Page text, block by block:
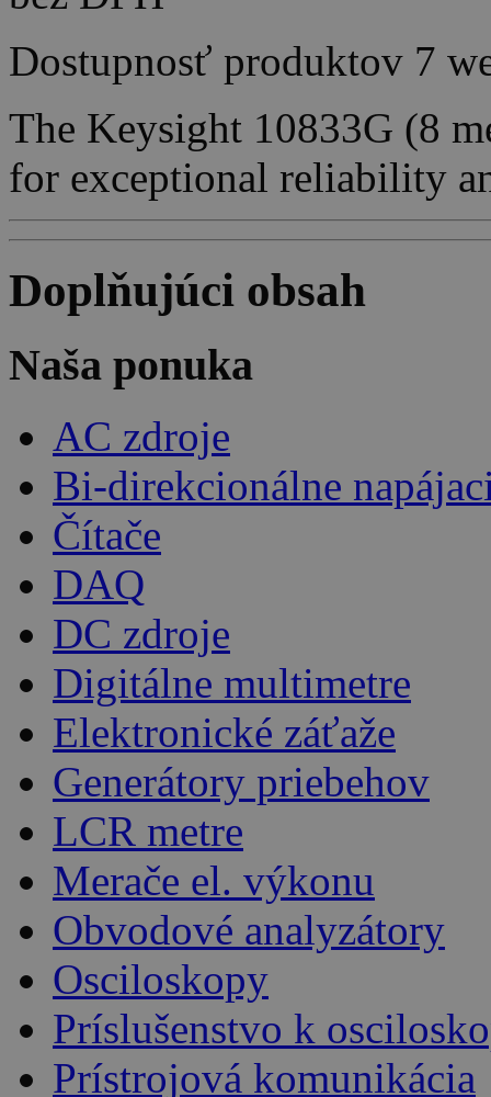
Dostupnosť produktov 7
The Keysight 10833G (8
for exceptional reliability
Doplňujúci obsah
Naša ponuka
AC zdroje
Bi-direkcionálne
Čítače
DAQ
DC zdroje
Digitálne multimetre
Elektronické záťaže
Generátory priebehov
LCR metre
Merače el. výkonu
Obvodové analyzátory
Osciloskopy
Príslušenstvo k
Prístrojová komunikácia